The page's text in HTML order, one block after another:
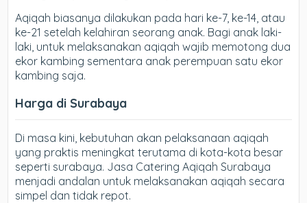
Aqiqah biasanya dilakukan pada hari ke-7, ke-14, atau
ke-21 setelah kelahiran seorang anak. Bagi anak laki-
laki, untuk melaksanakan aqiqah wajib memotong dua
ekor kambing sementara anak perempuan satu ekor
kambing saja.
Harga di Surabaya
Di masa kini, kebutuhan akan pelaksanaan aqiqah
yang praktis meningkat terutama di kota-kota besar
seperti surabaya. Jasa Catering Aqiqah Surabaya
menjadi andalan untuk melaksanakan aqiqah secara
simpel dan tidak repot.